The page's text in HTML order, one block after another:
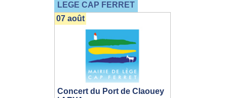
LEGE CAP FERRET
Concert du Port de Claouey
07 août